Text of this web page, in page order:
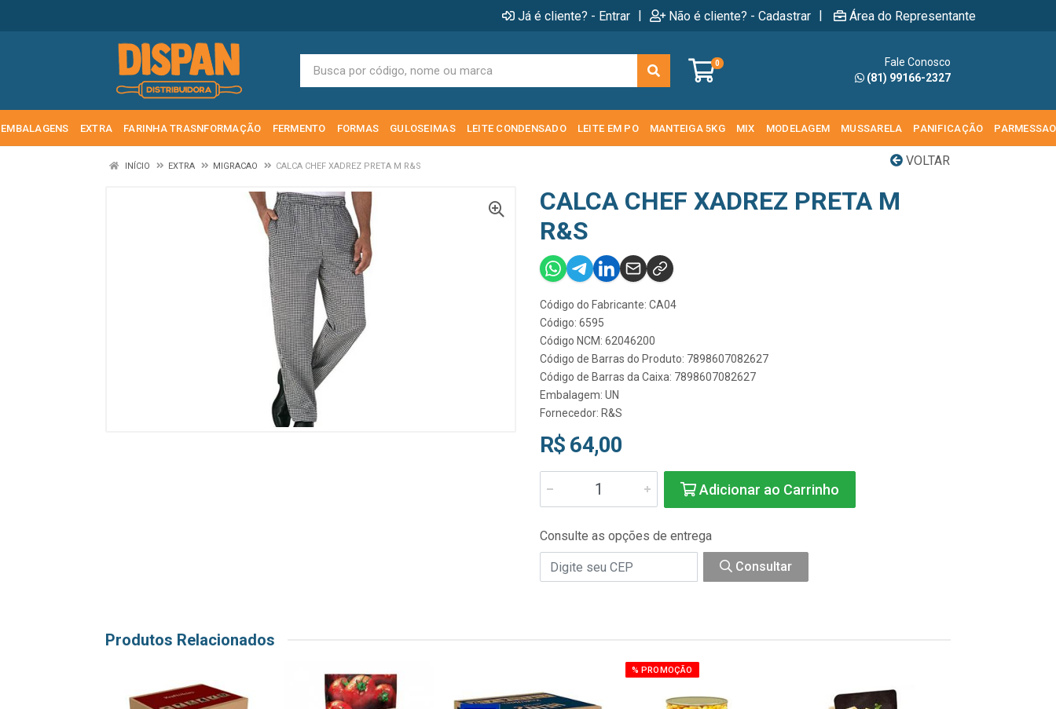
Já é cliente? - Entrar | Não é cliente? - Cadastrar | Área do Representante
0
Fale Conosco
(81) 99166-2327
EMBALAGENS EXTRA FARINHA TRASNFORMAÇÃO FERMENTO FORMAS GULOSEIMAS LEITE CONDENSADO LEITE EM PO MANTEIGA 5KG MIX MODELAGEM MUSSARELA PANIFICAÇÃO PARMESSAO
VOLTAR
INÍCIO EXTRA MIGRACAO CALCA CHEF XADREZ PRETA M R&S
CALCA CHEF XADREZ PRETA M
R&S
Código do Fabricante: CA04
Código: 6595
Código NCM: 62046200
Código de Barras do Produto: 7898607082627
Código de Barras da Caixa: 7898607082627
Embalagem: UN
Fornecedor: R&S
R$ 64,00
Adicionar ao Carrinho
Consulte as opções de entrega
Consultar
Produtos Relacionados
% PROMOÇÃO